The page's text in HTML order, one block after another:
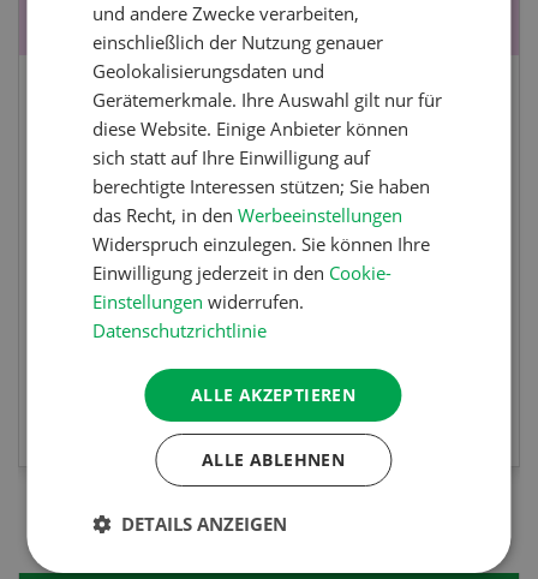
Fachkurs Aquakultur
Sind Sie in der Fischzucht tätig oder
interessieren Sie sich für das Thema? In
diesem Fall ist unser FBA-Weiterbildungskurs
die perfekte Wahl für Sie. Der Abschluss lässt
sich mit einem Praktikum zum fachbezogenen,
berufsunabhängigen Ausweis erweitern.
MEHR ZUR VERANSTALTUNG
und andere Zwecke verarbeiten,
einschließlich der Nutzung genauer
Geolokalisierungsdaten und
Gerätemerkmale. Ihre Auswahl gilt nur für
diese Website. Einige Anbieter können
sich statt auf Ihre Einwilligung auf
berechtigte Interessen stützen; Sie haben
das Recht, in denWerbeeinstellungen
Widerspruch einzulegen. Sie können Ihre
Einwilligung jederzeit in den Cookie-
Einstellungen widerrufen.
Datenschutzrichtlinie
ALLE AKZEPTIEREN
ALLE ABLEHNEN
DETAILS ANZEIGEN